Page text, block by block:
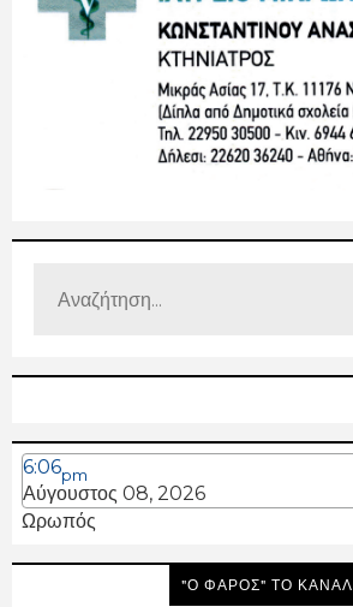
6:06pm
Αύγουστος 08, 2026
Ωρωπός
"Ο ΦΑΡΟΣ" ΤΟ ΚΑΝΑΛΙ